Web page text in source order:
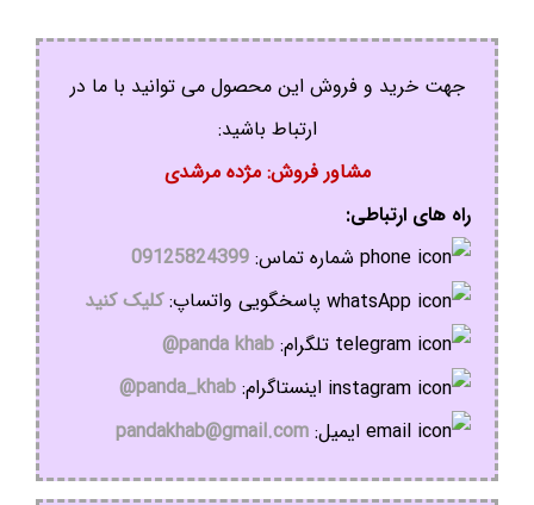
جهت خرید و فروش این محصول می توانید با ما در
ارتباط باشید:
مشاور فروش: مژده مرشدی
راه های ارتباطی:
شماره تماس: 09125824399
پاسخگویی واتساپ:کلیک کنید
تلگرام: panda khab@
اینستاگرام: panda_khab@
ایمیل: pandakhab@gmail.com